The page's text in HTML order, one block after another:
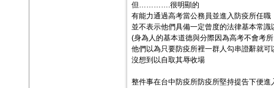
但………….很明顯的
有能力通過高考當公務員並進入防疫所任職
並不表示他們具備一定曾度的法律基本常
(身為人的基本道德與分際因為高考不會考
他們以為只要防疫所裡一群人勾串證辭就可
沒想到以自取其辱收場
整件事在台中防疫所防疫所堅持提告下便進